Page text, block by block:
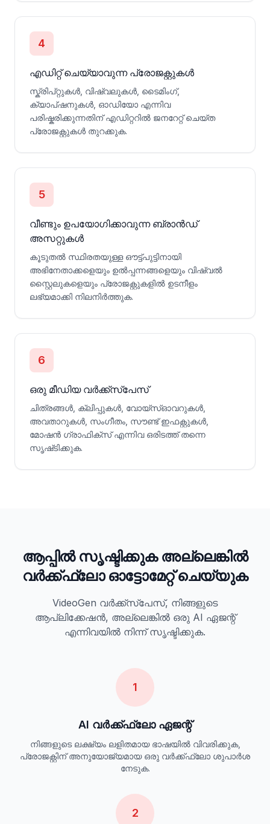
4
എഡിറ്റ് ചെയ്യാവുന്ന പ്രോജക്റ്റുകൾ
സ്ക്രിപ്റ്റുകൾ, വിഷ്വലുകൾ, ടൈമിംഗ്,
ക്യാപ്‌ഷനുകൾ, ഓഡിയോ എന്നിവ
പരിഷ്കരിക്കുന്നതിന് എഡിറ്ററിൽ ജനറേറ്റ് ചെയ്ത
പ്രോജക്റ്റുകൾ തുറക്കുക.
5
വീണ്ടും ഉപയോഗിക്കാവുന്ന ബ്രാൻഡ്
അസറ്റുകൾ
കൂടുതൽ സ്ഥിരതയുള്ള ഔട്ട്‌പുട്ടിനായി
അഭിനേതാക്കളെയും ഉൽപ്പന്നങ്ങളെയും വിഷ്വൽ
സ്റ്റൈലുകളെയും പ്രോജക്റ്റുകളിൽ ഉടനീളം
ലഭ്യമാക്കി നിലനിർത്തുക.
6
ഒരു മീഡിയ വർക്ക്സ്‌പേസ്
ചിത്രങ്ങൾ, ക്ലിപ്പുകൾ, വോയ്‌സ്‌ഓവറുകൾ,
അവതാറുകൾ, സംഗീതം, സൗണ്ട് ഇഫക്റ്റുകൾ,
മോഷൻ ഗ്രാഫിക്സ് എന്നിവ ഒരിടത്ത് തന്നെ
സൃഷ്‌ടിക്കുക.
ആപ്പിൽ സൃഷ്ടിക്കുക അല്ലെങ്കിൽ
വർക്ക്ഫ്ലോ ഓട്ടോമേറ്റ് ചെയ്യുക
VideoGen വർക്ക്‌സ്‌പേസ്, നിങ്ങളുടെ
ആപ്ലിക്കേഷൻ, അല്ലെങ്കിൽ ഒരു AI ഏജന്റ്
എന്നിവയിൽ നിന്ന് സൃഷ്ടിക്കുക.
1
AI വർക്ക്ഫ്ലോ ഏജന്റ്
നിങ്ങളുടെ ലക്ഷ്യം ലളിതമായ ഭാഷയിൽ വിവരിക്കുക,
പ്രോജക്റ്റിന് അനുയോജ്യമായ ഒരു വർക്ക്ഫ്ലോ ശുപാർശ
നേടുക.
2